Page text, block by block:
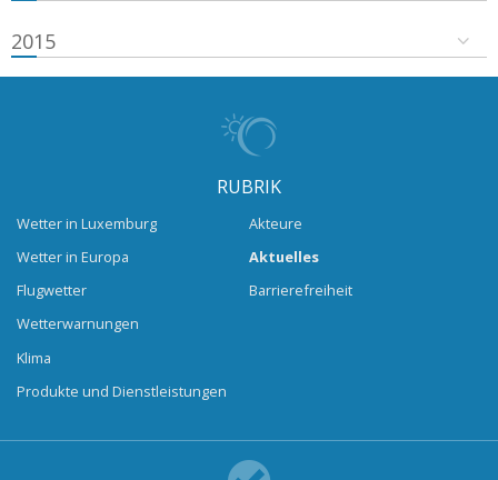
2015
RUBRIK
Wetter in Luxemburg
Wetter in Europa
Flugwetter
Wetterwarnungen
Klima
Produkte und Dienstleistungen
Akteure
Aktuelles
Barrierefreiheit